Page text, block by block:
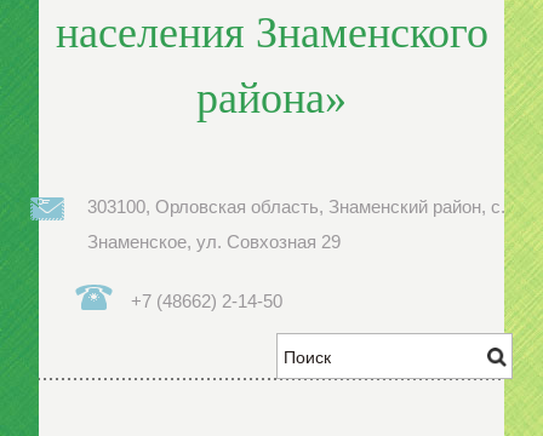
населения Знаменского
района»
303100, Орловская область, Знаменский район, с.
Знаменское, ул. Совхозная 29
+7 (48662) 2-14-50